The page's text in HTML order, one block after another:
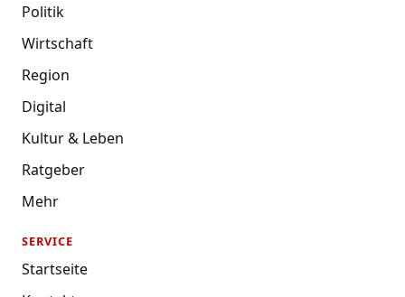
Politik
Wirtschaft
Region
Digital
Kultur & Leben
Ratgeber
Mehr
SERVICE
Startseite